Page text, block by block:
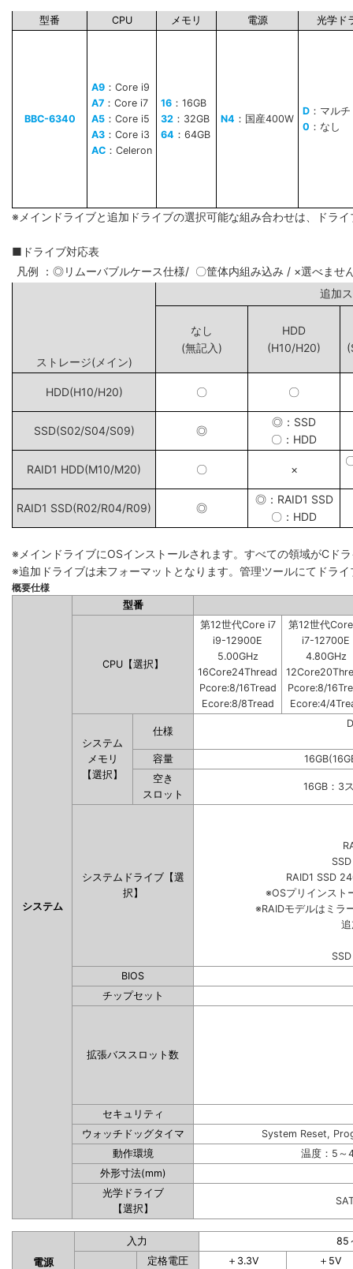
型番 CPU メモリ 電源 光学ド
BBC-6340
A9 ：Core i9
A7 ：Core i7
A5 ：Core i5
A3 ：Core i3
AC ：Celeron
16 ：16GB
32 ：32GB
64 ：64GB
N4 ：国産400W
D ：マル
0 ：なし
※メインドライブと追加ドライブの選択可能な組み合わせは、ドラ
■ドライブ対応表
凡例 ：◎リムーバブルケース仕様/ 〇筐体内組み込み / ×選べませ
ストレージ(メイン)
追
なし
(無記入)
HDD
(H10/H20)
HDD(H10/H20) 〇 〇
SSD(S02/S04/S09) ◎
◎：SSD
〇：HDD
RAID1 HDD(M10/M20) 〇 ×
RAID1 SSD(R02/R04/R09) ◎
◎：RAID1 SSD
〇：HDD
※メインドライブにOSインストールされます。すべての領域がCド
※追加ドライブは未フォーマットとなります。管理ツールにてドラ
概要仕様
システム
型番
CPU【選択】
第12世代Core i7
i9-12900E
5.00GHz
16Core24Thread
Pcore:8/16Tread
Ecore:8/8Tread
第12世代
i7-12700E
4.80GHz
Pcore:8/
Ecore:4/
システム
メモリ
【選択】
仕様
容量
空き
スロット
16GB：3
システムドライブ【選
択】
RAID1 SSD
※OSプリインスト
※RAIDモデルはミラ
BIOS
チップセット
拡張バススロット数
セキュリティ
ウォッチドッグタイマ
System Reset,
動作環境
温度：5～
外形寸法(mm)
光学ドライブ
【選択】
電源
入力 85
定格電圧 ＋3.3V
＋5V